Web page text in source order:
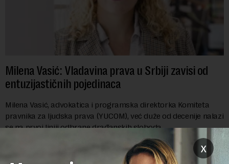
Milena Vasić: Vladavina prava u Srbiji zavisi od
entuzijastičnih pojedinaca
Milena Vasić, advokatica i programska direktorka Komiteta
pravnika za ljudska prava (YUCOM), već duže od decenije nalazi
se na prvoj liniji odbrane građanskih sloboda,
marginalizovanih grupa, žrtava diskrimi...
x